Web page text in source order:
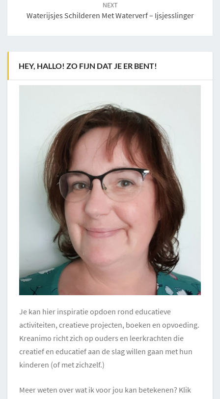
NEXT
Waterijsjes Schilderen Met Waterverf – Ijsjesslinger
HEY, HALLO! ZO FIJN DAT JE ER BENT!
Je kan hier inspiratie opdoen rond educatieve
activiteiten, creatieve projecten, boeken en opvoeding.
Kreanimo richt zich op ouders en leerkrachten die
creatief en educatief aan de slag willen gaan met hun
kinderen (of met zichzelf.)
Meer weten over wat ik voor jou kan betekenen? Klik